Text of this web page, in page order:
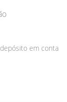
em conta